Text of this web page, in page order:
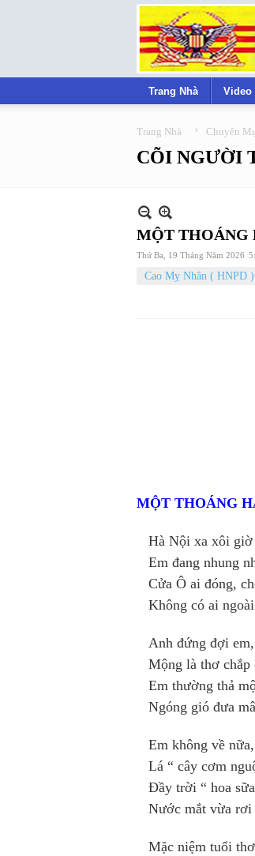
Trang Nhà Video
Trang Nhà › Chuyên
CÕI NGƯỜI
MỘT THOÁNG
Thứ Ba, 19 Tháng Năm 2026
Cao Mỵ Nhân ( HNPD )
MỘT THOÁNG
Hà Nội xa xôi giờ
Em đang nhung
Cửa Ô ai đóng,
Không có ai
Anh đứng đợi em,
Mộng là thơ chắp
Em thường thả
Ngóng gió đưa
Em không về
Lá “ cây cơm
Đầy trời “ hoa
Nước mắt vừa rơi
Mặc niệm tuổi